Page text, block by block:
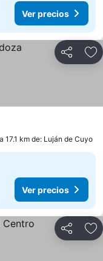
Ver precios
Compartir
17.1 km de: Luján de Cuyo
Ver precios
Compartir